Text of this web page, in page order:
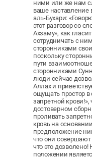
ними или же нам
ваше наставление
аль-Бухари:
этот разговор со
Ахзаму», как
сотрудничать с
сторонниками
поскольку
пути
сторонниками
люди сейчас
Аллах и
ощущать простор в
запретной
достоверном
проливать
кровь на
предположение
что они совершают
что это
положении